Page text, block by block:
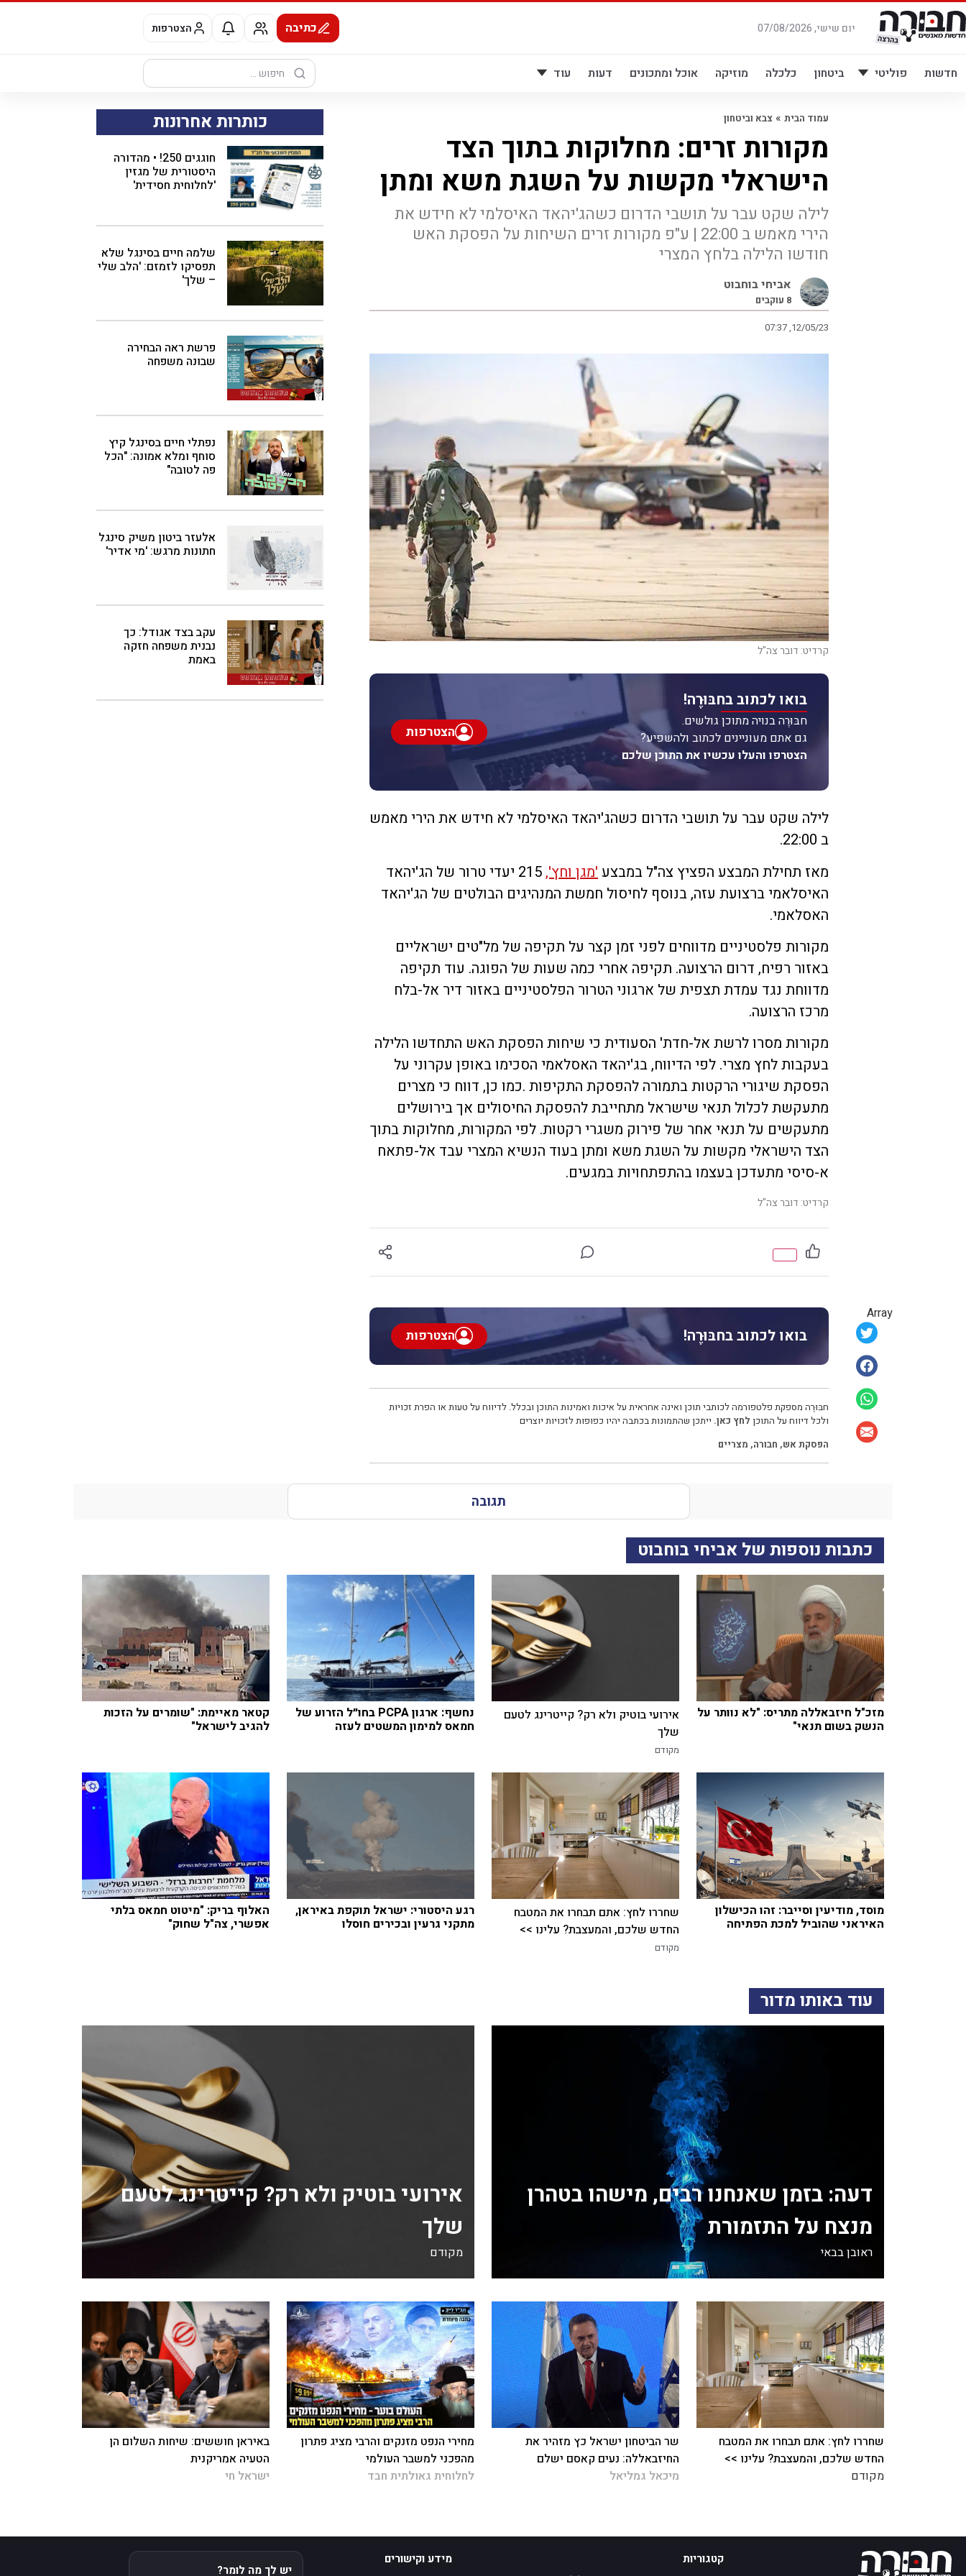
דלג
לתוכן
יום שישי, 07/08/2026 כתיבה הצטרפות
חדשות פוליטי ביטחון כלכלה מוזיקה אוכל ומתכונים דעות עוד
חיפוש:
Array
עמוד הבית » צבא וביטחון
מקורות זרים: מחלוקות בתוך הצד
הישראלי מקשות על השגת משא ומתן
לילה שקט עבר על תושבי הדרום כשהג'יהאד האיסלמי לא חידש את
הירי מאמש ב 22:00 | ע"פ מקורות זרים השיחות על הפסקת האש
חודשו הלילה בלחץ המצרי
אביחי בוחבוט
8 עוקבים
07:37 ,12/05/23
קרדיט: דובר צה"ל
בואו לכתוב בחבּוּרֶה!
חבּוּרֶה בנויה מתוכן גולשים.
גם אתם מעוניינים לכתוב ולהשפיע?
הצטרפו והעלו עכשיו את התוכן שלכם
הצטרפות
לילה שקט עבר על תושבי הדרום כשהג'יהאד האיסלמי לא חידש את הירי מאמש
ב 22:00.
מאז תחילת המבצע הפציץ צה"ל במבצע 'מגן וחץ',
215 יעדי טרור של הג'יהאד
האיסלאמי ברצועת עזה, בנוסף לחיסול חמשת המנהיגים הבולטים של הג'יהאד
האסלאמי.
מקורות פלסטיניים מדווחים לפני זמן קצר על תקיפה של מל"טים ישראליים
באזור רפיח, דרום הרצועה. תקיפה אחרי כמה שעות של הפוגה. עוד תקיפה
מדווחת נגד עמדת תצפית של ארגוני הטרור הפלסטיניים באזור דיר אל-בלח
מרכז הרצועה.
מקורות מסרו לרשת אל-חדת' הסעודית כי שיחות הפסקת האש התחדשו הלילה
בעקבות לחץ מצרי. לפי הדיווח, בג'יהאד האסלאמי הסכימו באופן עקרוני על
הפסקת שיגורי הרקטות בתמורה להפסקת התקיפות .כמו כן, דווח כי מצרים
מתעקשת לכלול תנאי שישראל מתחייבת להפסקת החיסולים אך בירושלים
מתעקשים על תנאי אחר של פירוק משגרי רקטות. לפי המקורות, מחלוקות בתוך
הצד הישראלי מקשות על השגת משא ומתן בעוד הנשיא המצרי עבד אל-פתאח
א-סיסי מתעדכן בעצמו בהתפתחויות במגעים.
קרדיט: דובר צה"ל
בואו לכתוב בחבּוּרֶה! הצטרפות
חבּוּרֶה מספקת פלטפורמה לכותבי תוכן ואינה אחראית על איכות ואמינות התוכן ובכלל. לדיווח על טעות או הפרת זכויות
ולכל דיווח על התוכן לחץ כאן. ייתכן שהתמונות בכתבה יהיו כפופות לזכויות יוצרים
הפסקת אש, חבורה, מצריים
כותרות אחרונות
חוגגים 250! • מהדורה
היסטורית של מגזין
'לחלוחית חסידית'
שלמה חיים בסינגל שלא
תפסיקו לזמזם: 'הלב שלי
– שלך'
פרשת ראה הבחירה
שבונה משפחה
נפתלי חיים בסינגל קיץ
סוחף ומלא אמונה: "הכל
פה לטובה"
אלעזר ביטון משיק סינגל
חתונות מרגש: 'מי אדיר'
עקב בצד אגודל: כך
נבנית משפחה חזקה
באמת
תגובה
כתבות נוספות של אביחי בוחבוט
מזכ"ל חיזבאללה מתריס: "לא נוותר על
הנשק בשום תנאי"
אירועי בוטיק ולא רק? קייטרינג לטעם
שלך
מקודם
נחשף: ארגון PCPA בחו״ל הזרוע של
חמאס למימון המשטים לעזה
קטאר מאיימת: "שומרים על הזכות
להגיב לישראל"
מוסד, מודיעין וסייבר: זהו הכישלון
האיראני שהוביל למכת הפתיחה
שחררו לחץ: אתם תבחרו את המטבח
החדש שלכם, והמעצבת? עלינו >>
מקודם
רגע היסטורי: ישראל תוקפת באיראן,
מתקני גרעין ובכירים חוסלו
האלוף בריק: "מיטוט חמאס בלתי
אפשרי, צה"ל שחוק"
עוד באותו מדור
דעה: בזמן שאנחנו רבים, מישהו בטהרן
מנצח על התזמורת
ראובן בבאי
אירועי בוטיק ולא רק? קייטרינג לטעם
שלך
מקודם
שחררו לחץ: אתם תבחרו את המטבח
החדש שלכם, והמעצבת? עלינו >>
מקודם
שר הביטחון ישראל כץ מזהיר את
החיזבאללה: נעים קאסם ישלם
מיכאל גמליאל
מחירי הנפט מזנקים והרבי מציג פתרון
מהפכני למשבר העולמי
לחלוחית גאולתית חבד
באיראן חוששים: שיחות השלום הן
הטעיה אמריקנית
ישראל חי
קטגוריות מידע וקישורים
יש לך מה לומר?